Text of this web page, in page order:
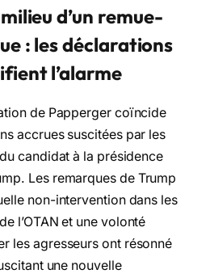
d’un remue-
: les déclarations
l’alarme
de Papperger coïncide
accrues suscitées par les
candidat à la présidence
Les remarques de Trump
non-intervention dans les
l’OTAN et une volonté
les agresseurs ont résonné
une nouvelle